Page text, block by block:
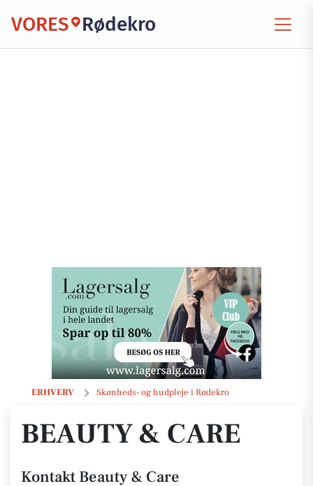
VORES Rødekro
ERHVERV Skønheds- og hudpleje i Rødekro
Beauty & Care
BEAUTY & CARE
Kontakt Beauty & Care